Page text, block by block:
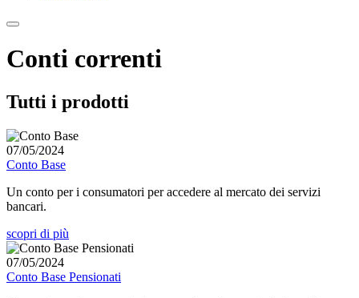
Conti correnti
Tutti i prodotti
07/05/2024
Conto Base
Un conto per i consumatori per accedere al mercato dei servizi
bancari.
scopri di più
07/05/2024
Conto Base Pensionati